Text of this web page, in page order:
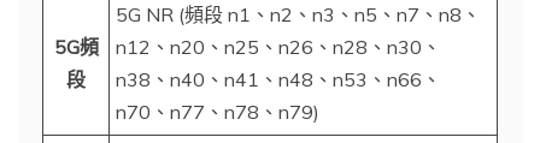
5G頻
段
5G NR (頻段 n1、n2、n3、n5、n7、n8、
n12、n20、n25、n26、n28、n30、
n38、n40、n41、n48、n53、n66、
n70、n77、n78、n79)